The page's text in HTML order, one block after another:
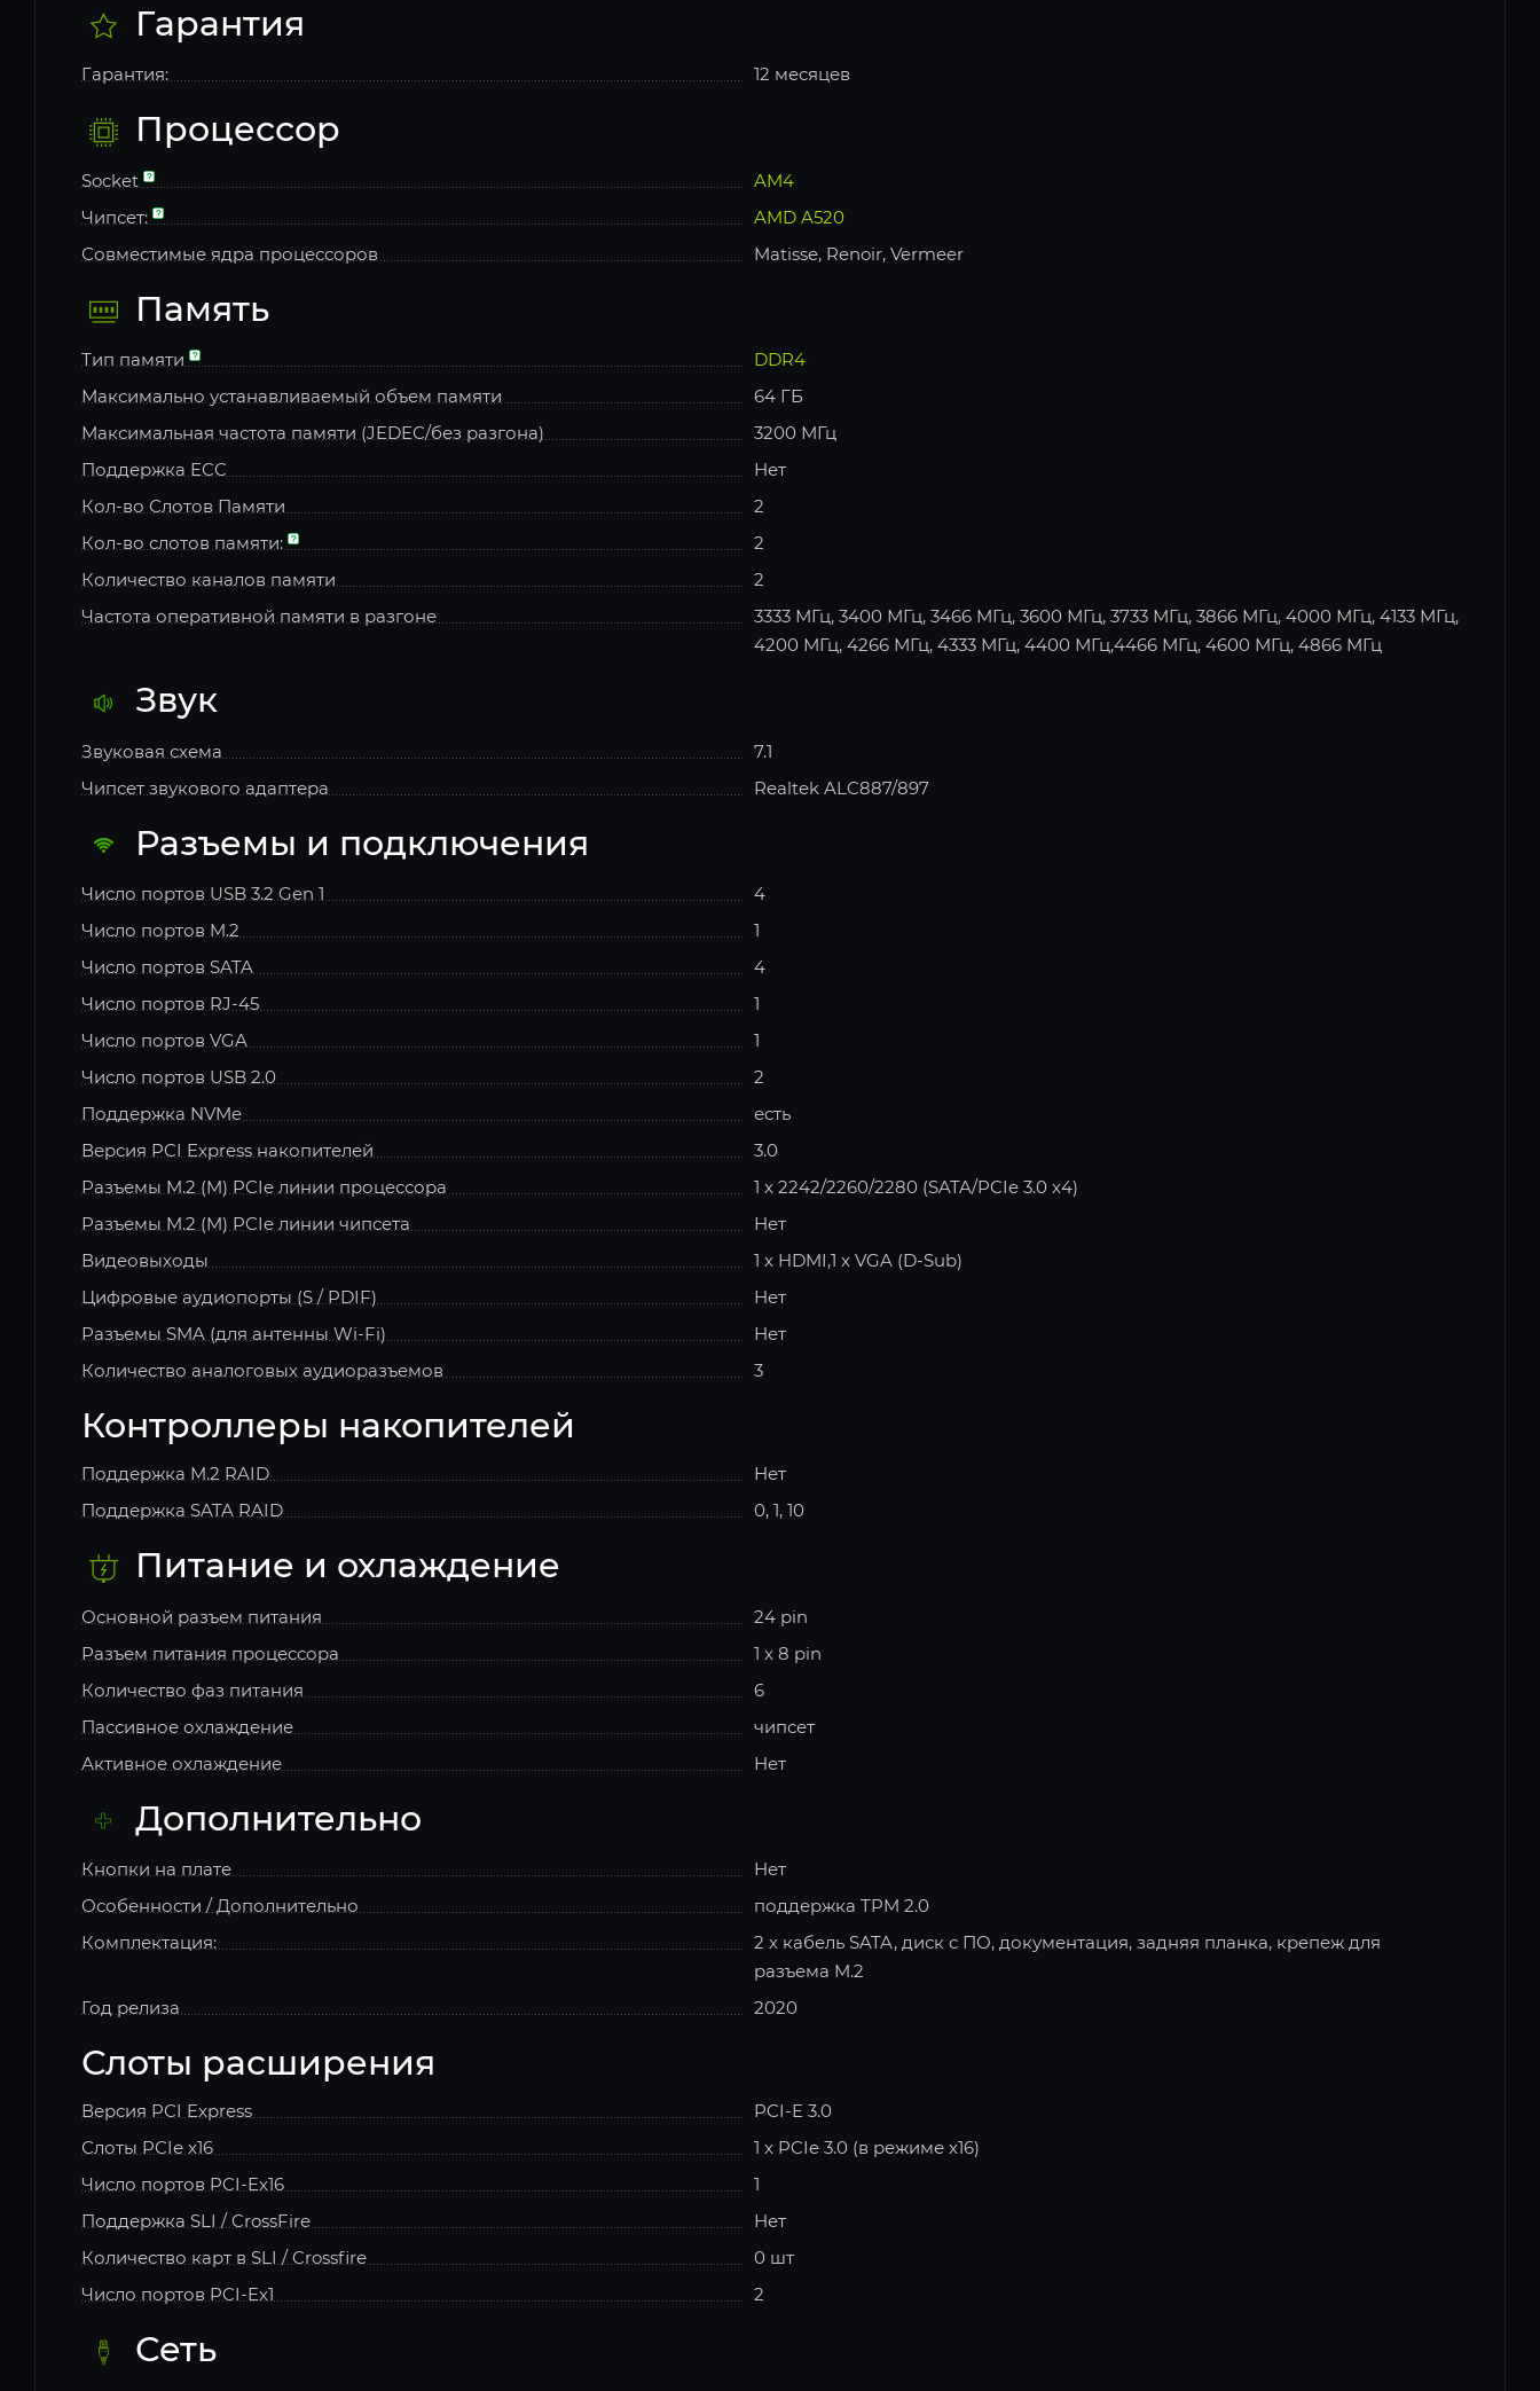
Гарантия
Гарантия: 12 месяцев
Процессор
Socket
AM4
Чипсет:
AMD A520
Совместимые ядра процессоров
Matisse, Renoir, Vermeer
Память
Тип памяти
DDR4
Максимально устанавливаемый объем памяти
64 ГБ
Максимальная частота памяти (JEDEC/без разгона)
3200 МГц
Поддержка ECC
Нет
Кол-во Слотов Памяти
2
Кол-во слотов памяти:
2
Количество каналов памяти
2
Частота оперативной памяти в разгоне
3333 МГц, 3400 МГц, 3466 МГц, 3600 МГц, 3733 МГц, 3866 МГц, 4000 МГц, 4133 МГц,
4200 МГц, 4266 МГц, 4333 МГц, 4400 МГц,4466 МГц, 4600 МГц, 4866 МГц
Звук
Звуковая схема
7.1
Чипсет звукового адаптера
Realtek ALC887/897
Разъемы и подключения
Число портов USB 3.2 Gen 1
4
Число портов M.2
1
Число портов SATA
4
Число портов RJ-45
1
Число портов VGA
1
Число портов USB 2.0
2
Поддержка NVMe
есть
Версия PCI Express накопителей
3.0
Разъемы M.2 (M) PCIe линии процессора
1 x 2242/2260/2280 (SATA/PCIe 3.0 x4)
Разъемы M.2 (M) PCIe линии чипсета
Нет
Видеовыходы
1 x HDMI,1 x VGA (D-Sub)
Цифровые аудиопорты (S / PDIF)
Нет
Разъемы SMA (для антенны Wi-Fi)
Нет
Количество аналоговых аудиоразъемов
3
Контроллеры накопителей
Поддержка M.2 RAID
Нет
Поддержка SATA RAID
0, 1, 10
Питание и охлаждение
Основной разъем питания
24 pin
Разъем питания процессора
1 x 8 pin
Количество фаз питания
6
Пассивное охлаждение
чипсет
Активное охлаждение
Нет
Дополнительно
Кнопки на плате
Нет
Особенности / Дополнительно
поддержка TPM 2.0
Комплектация:
2 x кабель SATA, диск с ПО, документация, задняя планка, крепеж для
разъема M.2
Год релиза
2020
Слоты расширения
Версия PCI Express
PCI-E 3.0
Слоты PCIe x16
1 x PCIe 3.0 (в режиме x16)
Число портов PCI-Ex16
1
Поддержка SLI / CrossFire
Нет
Количество карт в SLI / Crossfire
0 шт
Число портов PCI-Ex1
2
Сеть